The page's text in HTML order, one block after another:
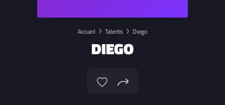
Accueil Talents Diego
DIEGO